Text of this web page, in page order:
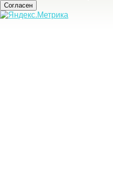
Согласен